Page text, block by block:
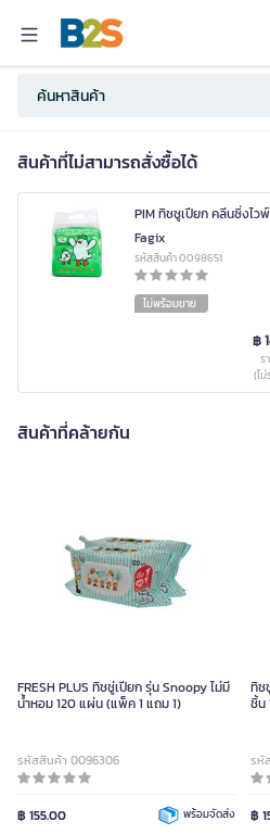
สินค้าที่ไม่สามารถสั่งซื้อได้
PIM ทิชชูเปียก คลีนซิ่งไ
Fagix
รหัสสินค้า 0098651
ไม่พร้อมขาย
฿
ร
(ไ
สินค้าที่คล้ายกัน
FRESH PLUS ทิชชู่เปียก รุ่น Snoopy ไม่มี
น้ำหอม 120 แผ่น (แพ็ค 1 แถม 1)
รหัสสินค้า 0096306
฿ 155.00 พร้อมจัดส่ง
ทิช
ชิ้น
รหั
฿